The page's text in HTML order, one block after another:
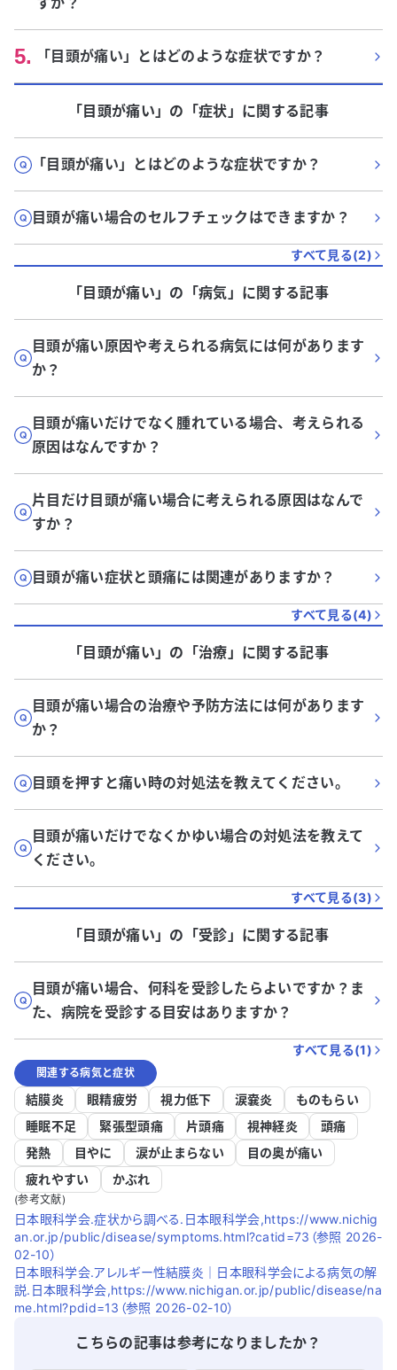
5. 「目頭が痛い」とはどのような症状ですか？
「目頭が痛い」 の「症状 」に関する記事
「目頭が痛い」とはどのような症状ですか？
目頭が痛い場合のセルフチェックはできますか？
すべて見る(2)
「目頭が痛い」 の「病気 」に関する記事
目頭が痛い原因や考えられる病気には何があります
か？
目頭が痛いだけでなく腫れている場合、考えられる
原因はなんですか？
片目だけ目頭が痛い場合に考えられる原因はなんで
すか？
目頭が痛い症状と頭痛には関連がありますか？
すべて見る(4)
「目頭が痛い」 の「治療 」に関する記事
目頭が痛い場合の治療や予防方法には何があります
か？
目頭を押すと痛い時の対処法を教えてください。
目頭が痛いだけでなくかゆい場合の対処法を教えて
ください。
すべて見る(3)
「目頭が痛い」 の「受診 」に関する記事
目頭が痛い場合、何科を受診したらよいですか？ま
た、病院を受診する目安はありますか？
すべて見る(1)
関連する病気と症状
結膜炎 眼精疲労 視力低下 涙嚢炎
ものもらい
睡眠不足
緊張型頭痛 片頭痛 視神経炎
頭痛
発熱
目やに 涙が止まらない
目の奥が痛い
疲れやすい
かぶれ
(参考文献)
日本眼科学会.症状から調べる.日本眼科学会,https://www.nichig
an.or.jp/public/disease/symptoms.html?catid=73（参照 2026-
02-10）
日本眼科学会.アレルギー性結膜炎｜日本眼科学会による病気の解
説.日本眼科学会,https://www.nichigan.or.jp/public/disease/na
me.html?pdid=13（参照 2026-02-10）
こちらの記事は参考になりましたか？